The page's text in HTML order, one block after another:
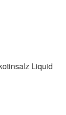
Liquid